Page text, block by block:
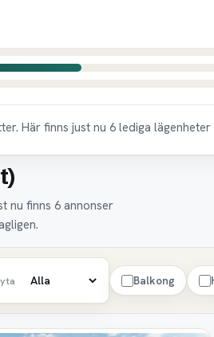
Här finns just nu 6 lediga
nu finns 6 annonser
Balkong